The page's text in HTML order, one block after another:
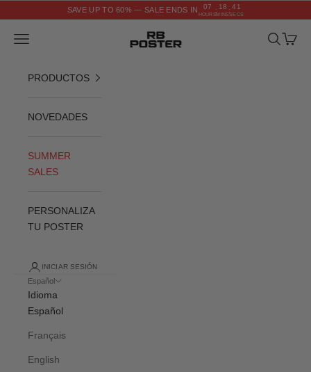
SAVE UP TO 60% — SALE ENDS IN 07
HOURS
: 18
MINS
: 41
SECS
RB POSTER
Menú Buscar
Cesta
PRODUCTOS
NOVEDADES
SUMMER
SALES
PERSONALIZA
TU POSTER
INICIAR SESIÓN
Español
Idioma
Español
Français
English